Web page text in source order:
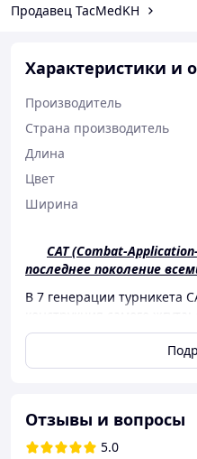
Продавец TacMedKH
Характеристики и
Производитель
Страна производитель
Длина
Цвет
Ширина
CAT (Combat-
последнее поколение
В 7 генерации турникета
конструкция самого
увеличенный
фиксации, улучшена
маячок.
подтверждена Институтом
исследований армии США.
Отзывы и вопросы
5.0